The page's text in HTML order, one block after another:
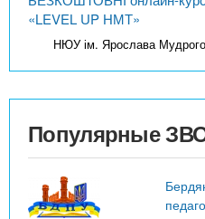
«LEVEL UP НМТ»
НЮУ ім. Ярослава Мудрого
Популярные